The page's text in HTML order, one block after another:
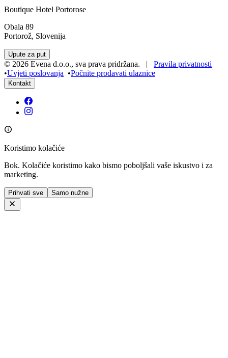
Boutique Hotel Portorose
Obala 89
Portorož, Slovenija
Upute za put
© 2026 Evena d.o.o., sva prava pridržana. | Pravila privatnosti
•Uvjeti poslovanja •Počnite prodavati ulaznice
Kontakt
Koristimo kolačiće
Bok. Kolačiće koristimo kako bismo poboljšali vaše iskustvo i za
marketing.
Prihvati sve Samo nužne